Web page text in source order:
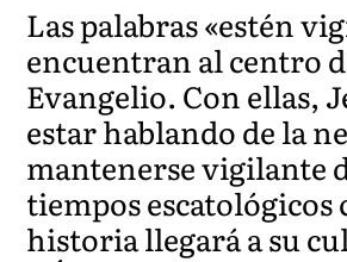
Las palabras «estén
encuentran al centro
Evangelio. Con ellas,
estar hablando de la
mantenerse vigilante
tiempos escatológicos
historia llegará a su